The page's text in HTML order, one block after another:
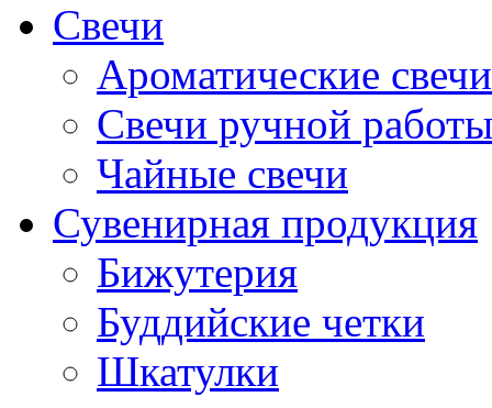
Свечи
Ароматические свечи
Свечи ручной работы
Чайные свечи
Сувенирная продукция
Бижутерия
Буддийские четки
Шкатулки